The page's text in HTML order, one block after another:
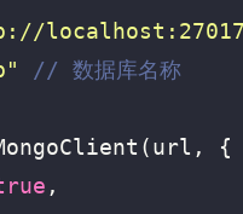
(url ,
{
,